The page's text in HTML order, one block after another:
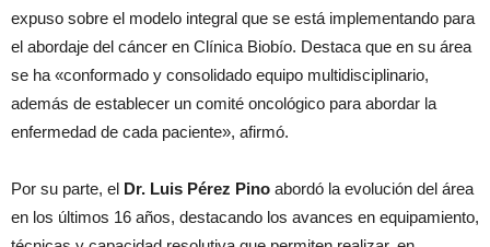
expuso sobre el modelo integral que se está implementando para
el abordaje del cáncer en Clínica Biobío. Destaca que en su área
se ha «conformado y consolidado equipo multidisciplinario,
además de establecer un comité oncológico para abordar la
enfermedad de cada paciente», afirmó.
Por su parte, el Dr. Luis Pérez Pino abordó la evolución del área
en los últimos 16 años, destacando los avances en equipamiento,